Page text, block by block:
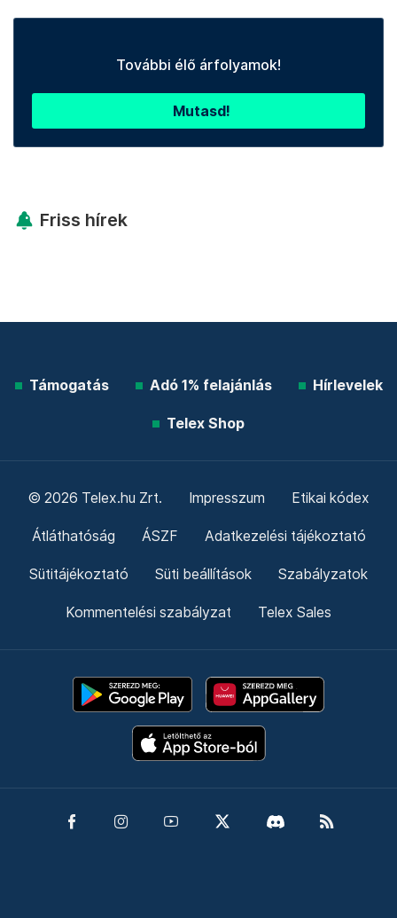
További élő árfolyamok!
Mutasd!
Friss hírek
Támogatás Adó 1% felajánlás Hírlevelek
Telex Shop
© 2026 Telex.hu Zrt. Impresszum Etikai kódex
Átláthatóság ÁSZF Adatkezelési tájékoztató
Sütitájékoztató Süti beállítások Szabályzatok
Kommentelési szabályzat Telex Sales